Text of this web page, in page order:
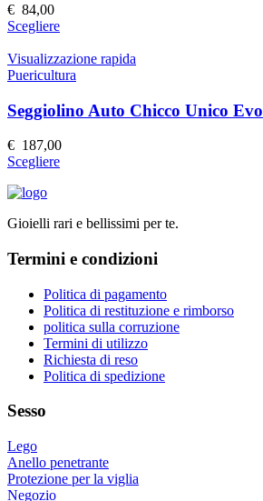
scelte
nella
pagina
del
prodotto
€ 84,00
ScegliereQuesto
ha
più
Le
opzioni
possono
scelte
del
Visualizzazione rapida
Puericultura
Seggiolino Auto Chicco Unico Evo
€ 187,00
ScegliereQuesto
varianti.
opzioni
essere
scelte
nella
pagina
del
prodotto
Gioielli rari e bellissimi per te.
Termini e condizioni
Politica di pagamento
Politica di restituzione e rimborso
politica sulla corruzione
Termini di utilizzo
Richiesta di reso
Politica di spedizione
Sesso
Lego
Anello penetrante
Protezione per la viglia
Negozio